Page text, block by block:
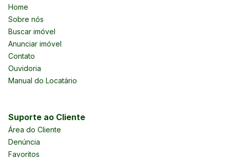
Home
Sobre nós
Buscar imóvel
Anunciar imóvel
Contato
Ouvidoria
Manual do Locatário
Suporte ao Cliente
Área do Cliente
Denúncia
Favoritos